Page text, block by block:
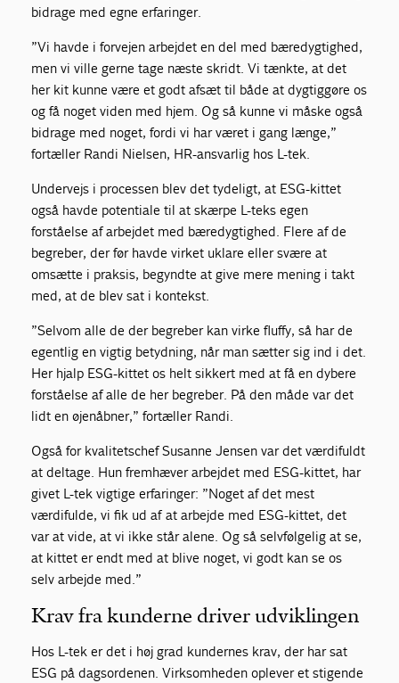
bidrage med egne erfaringer.
”Vi havde i forvejen arbejdet en del med bæredygtighed,
men vi ville gerne tage næste skridt. Vi tænkte, at det
her kit kunne være et godt afsæt til både at dygtiggøre os
og få noget viden med hjem. Og så kunne vi måske også
bidrage med noget, fordi vi har været i gang længe,”
fortæller Randi Nielsen, HR-ansvarlig hos L-tek.
Undervejs i processen blev det tydeligt, at ESG-kittet
også havde potentiale til at skærpe L-teks egen
forståelse af arbejdet med bæredygtighed. Flere af de
begreber, der før havde virket uklare eller svære at
omsætte i praksis, begyndte at give mere mening i takt
med, at de blev sat i kontekst.
”Selvom alle de der begreber kan virke fluffy, så har de
egentlig en vigtig betydning, når man sætter sig ind i det.
Her hjalp ESG-kittet os helt sikkert med at få en dybere
forståelse af alle de her begreber. På den måde var det
lidt en øjenåbner,” fortæller Randi.
Også for kvalitetschef Susanne Jensen var det værdifuldt
at deltage. Hun fremhæver arbejdet med ESG-kittet, har
givet L-tek vigtige erfaringer: ”Noget af det mest
værdifulde, vi fik ud af at arbejde med ESG-kittet, det
var at vide, at vi ikke står alene. Og så selvfølgelig at se,
at kittet er endt med at blive noget, vi godt kan se os
selv arbejde med.”
Krav fra kunderne driver udviklingen
Hos L-tek er det i høj grad kundernes krav, der har sat
ESG på dagsordenen. Virksomheden oplever et stigende